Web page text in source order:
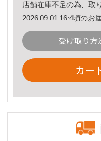
店舗在庫不足の為、取
2026.09.01 16:4頃のお
受け取り方
カー